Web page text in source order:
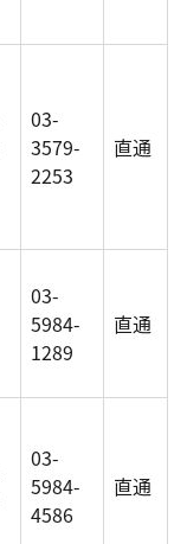
03-
3579-
2253
直通
03-
5984-
1289
直通
03-
5984-
4586
直通